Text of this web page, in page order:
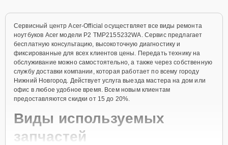
Сервисный центр Acer-Official осуществляет все виды ремонта
ноутбуков Acer модели P2 TMP2155232WA. Сервис предлагает
бесплатную консультацию, высокоточную диагностику и
фиксированные для всех клиентов цены. Передать технику на
обслуживание можно самостоятельно, а также через собственную
службу доставки компании, которая работает по всему городу
Нижний Новгород. Действует услуга выезда мастера на дом или
офис в любое удобное время. Всем новым клиентам
предоставляются скидки от 15 до 20%.
Виды используемых
запчастей